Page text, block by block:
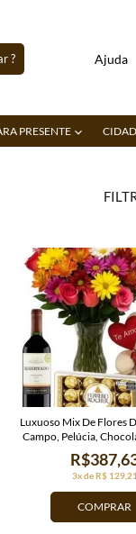
? Ajuda
PRESENTE
COMPRAR
3x de R$ 129,21
Luxuoso Mix De Flores
Campo, Pelúcia,